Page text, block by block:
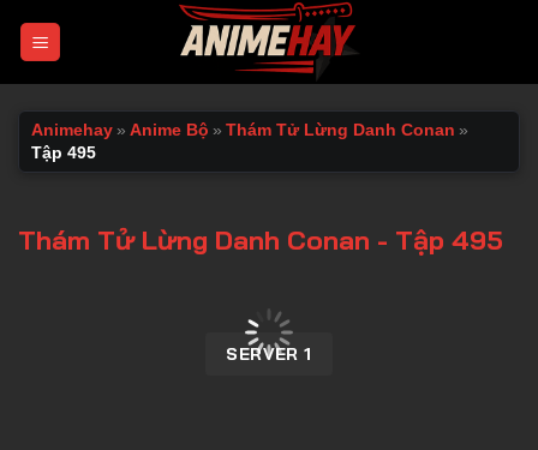
Animehay » Anime Bộ » Thám Tử Lừng Danh Conan »
Tập 495
Thám Tử Lừng Danh Conan - Tập 495
SERVER 1